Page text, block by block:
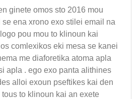
ginete omos sto 2016 mou
ena xrono exo stilei email na
pou mou to klinoun kai
comlexikos eki mesa se kanei
me diaforetika atoma apla
apla . ego exo panta alithines
alloi exoun pseftikes kai den
to klinoun kai an exete